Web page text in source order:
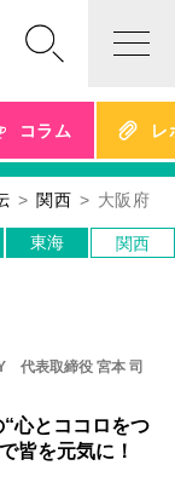
コラム レ
関西 大阪府
東海 関西
代表取締役 宮本 司
心とココロをつ
皆を元気に！